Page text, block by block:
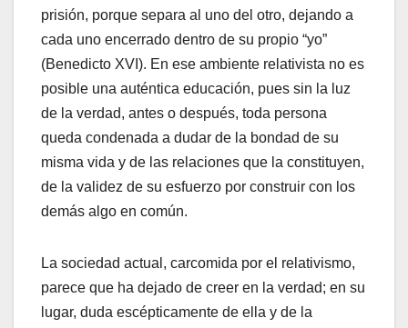
prisión, porque separa al uno del otro, dejando a
cada uno encerrado dentro de su propio “yo”
(Benedicto XVI). En ese ambiente relativista no es
posible una auténtica educación, pues sin la luz
de la verdad, antes o después, toda persona
queda condenada a dudar de la bondad de su
misma vida y de las relaciones que la constituyen,
de la validez de su esfuerzo por construir con los
demás algo en común.
La sociedad actual, carcomida por el relativismo,
parece que ha dejado de creer en la verdad; en su
lugar, duda escépticamente de ella y de la